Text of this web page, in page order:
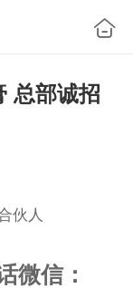
总部诚招
伙人
微信：